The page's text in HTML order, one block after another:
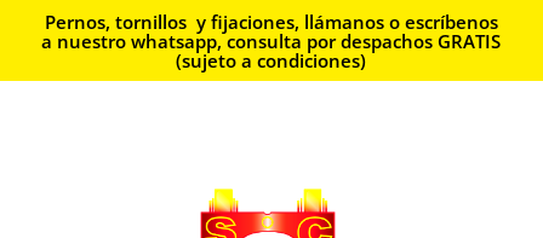
Pernos, tornillos y fijaciones, llámanos o escríbenos
a nuestro whatsapp, consulta por despachos GRATIS
(sujeto a condiciones)